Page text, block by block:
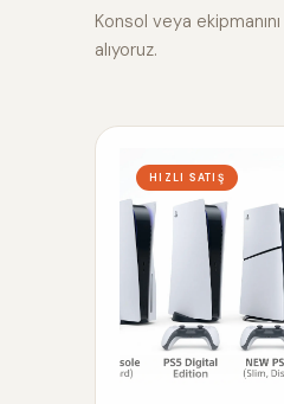
Konsol veya
alıyoruz.
HIZLI SATIŞ